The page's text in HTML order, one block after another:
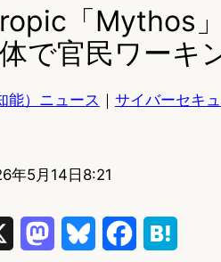
「Mythos
で官民ワーキ
能）ニュース ｜ サイバーセキ
年5月14日8:21